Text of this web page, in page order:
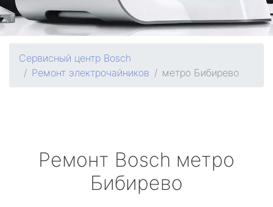
Сервисный центр Bosch
Ремонт электрочайников
метро Бибирево
Ремонт Bosch метро
Бибирево